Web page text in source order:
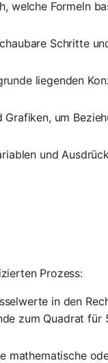
welche Formeln
Schritte
liegenden
um
und
Prozess:
in den
zum Quadrat für
mathematische